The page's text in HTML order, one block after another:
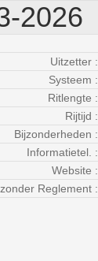
2026
Uitzetter :
Systeem :
Ritlengte :
Rijtijd :
Bijzonderheden :
Informatietel. :
Website :
Reglement :